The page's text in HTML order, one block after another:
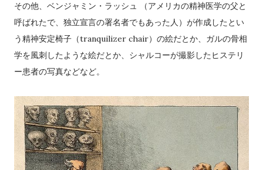
その他、ベンジャミン・ラッシュ （アメリカの精神医学の父と
呼ばれたで、独立宣言の署名者でもあった人）が作成したとい
う精神安定椅子（tranquilizer chair）の絵だとか、ガルの骨相
学を風刺したような絵だとか、シャルコーが撮影したヒステリ
ー患者の写真などなど。